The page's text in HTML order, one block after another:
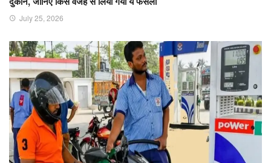
July 25, 2026